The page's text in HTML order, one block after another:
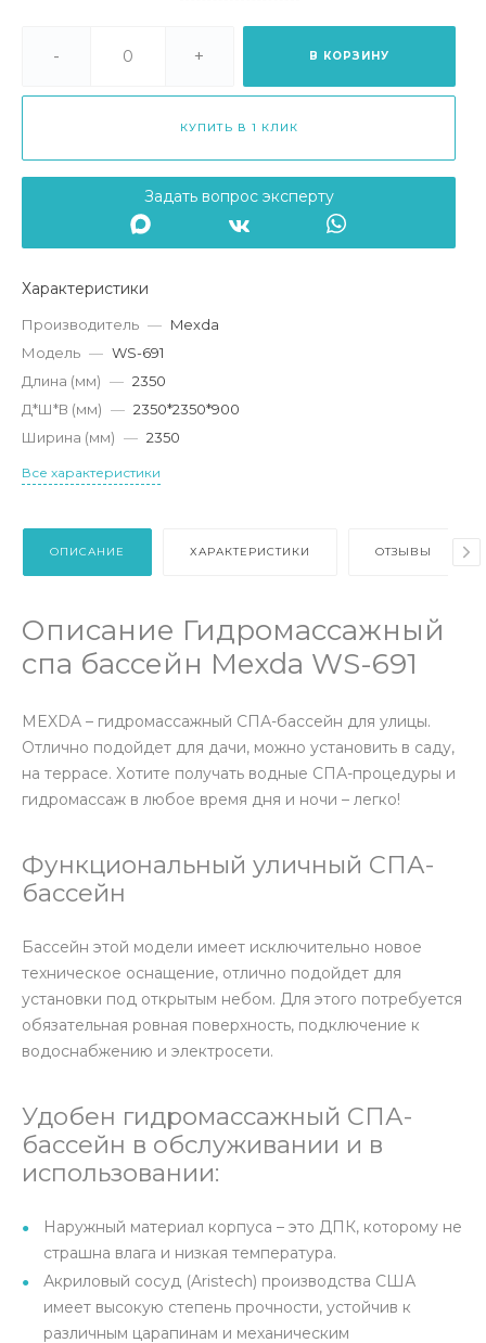
- + В КОРЗИНУ
КУПИТЬ В 1 КЛИК
Задать вопрос эксперту
Характеристики
Производитель — Mexda
Модель — WS-691
Длина (мм) — 2350
Д*Ш*В (мм) — 2350*2350*900
Ширина (мм) — 2350
Все характеристики
ОПИСАНИЕ ХАРАКТЕРИСТИКИ ОТЗЫВЫ
Описание Гидромассажный
спа бассейн Mexda WS-691
MEXDA – гидромассажный СПА-бассейн для улицы.
Отлично подойдет для дачи, можно установить в саду,
на террасе. Хотите получать водные СПА-процедуры и
гидромассаж в любое время дня и ночи – легко!
Функциональный уличный СПА-
бассейн
Бассейн этой модели имеет исключительно новое
техническое оснащение, отлично подойдет для
установки под открытым небом. Для этого потребуется
обязательная ровная поверхность, подключение к
водоснабжению и электросети.
Удобен гидромассажный СПА-
бассейн в обслуживании и в
использовании:
Наружный материал корпуса – это ДПК, которому не
страшна влага и низкая температура.
Акриловый сосуд (Aristech) производства США
имеет высокую степень прочности, устойчив к
различным царапинам и механическим